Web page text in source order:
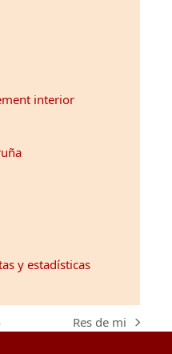
interior
next
Res de mi